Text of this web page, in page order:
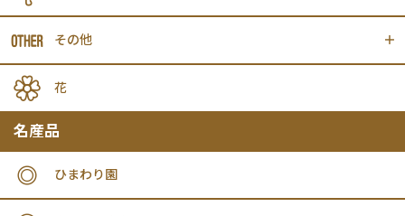
その他
花
名産品
ひまわり園